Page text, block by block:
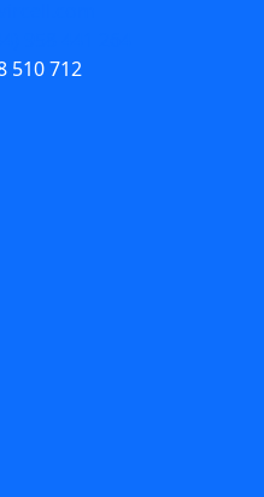
510 712